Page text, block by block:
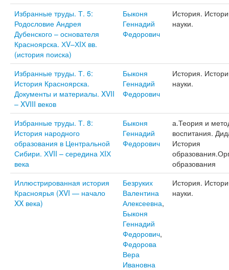
Избранные труды. Т. 5:
Родословие Андрея
Дубенского – основателя
Красноярска. ХV–ХIХ вв.
(история поиска)
Быконя
Геннадий
Федорович
История.
науки.
Избранные труды. Т. 6:
История Красноярска.
Документы и материалы. XVII
– XVIII веков
Быконя
Геннадий
Федорович
История.
науки.
Избранные труды. Т. 8:
История народного
образования в Центральной
Сибири. ХVII – середина ХIХ
века
Быконя
Геннадий
Федорович
а.Теория и
воспитания.
История
образования
Иллюстрированная история
Красноярья (XVI — начало
XX века)
Безруких
Валентина
Алексеевна,
Быконя
Геннадий
Федорович,
Федорова
Вера
Ивановна
История.
науки.